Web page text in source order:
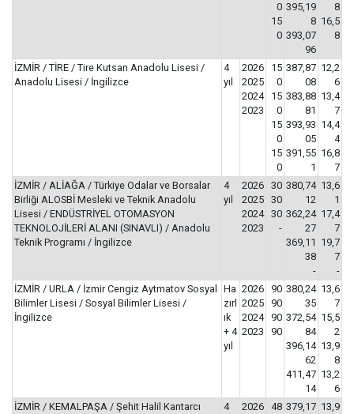
0
15
0
395,19
8
393,07
96
8
16,5
8
İZMİR / TİRE / Tire Kutsan Anadolu Lisesi /
Anadolu Lisesi / İngilizce
4
yıl
2026
2025
2024
2023
15
0
15
0
15
0
15
0
387,87
08
383,88
81
393,93
05
391,55
1
12,2
6
13,4
7
14,4
4
16,8
7
İZMİR / ALİAĞA / Türkiye Odalar ve Borsalar
Birliği ALOSBİ Mesleki ve Teknik Anadolu
Lisesi / ENDÜSTRİYEL OTOMASYON
TEKNOLOJİLERİ ALANI (SINAVLI) / Anadolu
Teknik Programı / İngilizce
4
yıl
2026
2025
2024
2023
30
30
30
-
380,74
12
362,24
27
369,11
38
-
13,6
1
17,4
7
19,7
7
-
İZMİR / URLA / İzmir Cengiz Aytmatov Sosyal
Bilimler Lisesi / Sosyal Bilimler Lisesi /
İngilizce
Ha
zırl
ık
+ 4
yıl
2026
2025
2024
2023
90
90
90
90
380,24
35
372,54
84
396,14
62
411,47
14
13,6
7
15,5
2
13,9
8
13,2
6
İZMİR / KEMALPAŞA / Şehit Halil Kantarcı
4
2026 48 379,17 13,9